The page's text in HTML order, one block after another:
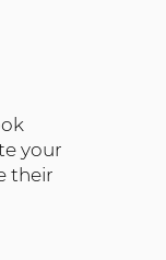
your
their